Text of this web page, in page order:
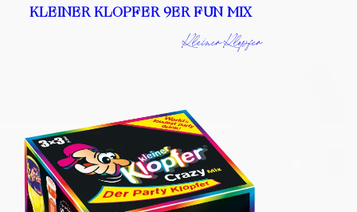
KLEINER KLOPFER 9ER FUN MIX
Kleiner Klopfer